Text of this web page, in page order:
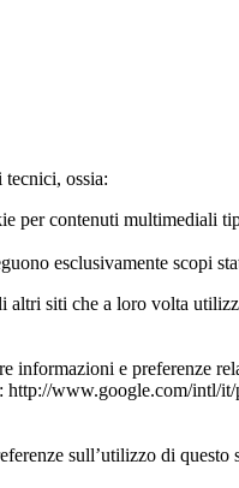
ossia:
contenuti multimediali
esclusivamente scopi
altri siti che a loro volta
informazioni e preferenze
http://www.google.com/intl/
sull’utilizzo di